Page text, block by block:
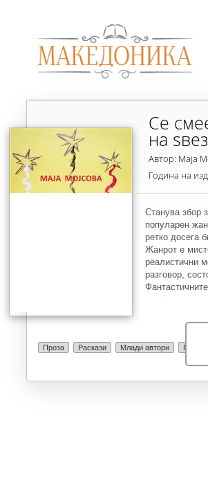
Проза Раскази Млади автори
Се
на
Автор: Маја
Година на
Станува збор
популарен
ретко досега
Жанрот е
реалистични
разговор,
раскази ја
ситуации од
поединец.